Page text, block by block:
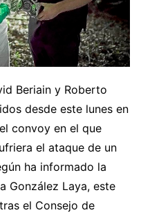
Beriain y Roberto
desde este lunes en
convoy en el que
el ataque de un
ha informado la
González Laya, este
el Consejo de